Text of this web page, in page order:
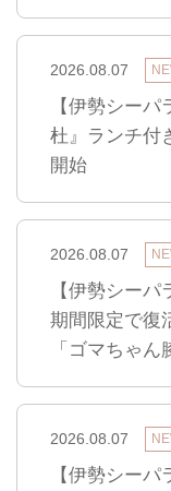
2026.08.07
【伊勢シー
杜』ランチ付
開始
2026.08.07
【伊勢シー
期間限定で復
「ゴマちゃ
2026.08.07
【伊勢シー